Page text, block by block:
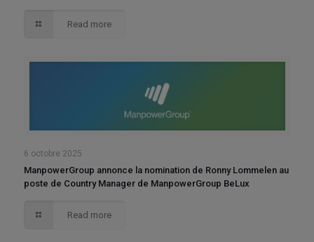
Read more
6 octobre 2025
ManpowerGroup annonce la nomination de Ronny Lommelen au
poste de Country Manager de ManpowerGroup BeLux
Read more